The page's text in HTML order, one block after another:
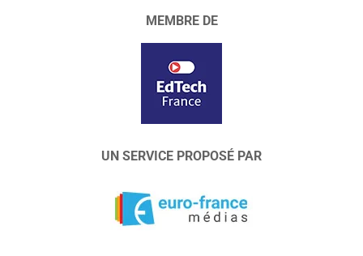
MEMBRE DE
UN SERVICE PROPOSÉ PAR